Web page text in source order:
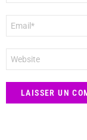
mail
*
web